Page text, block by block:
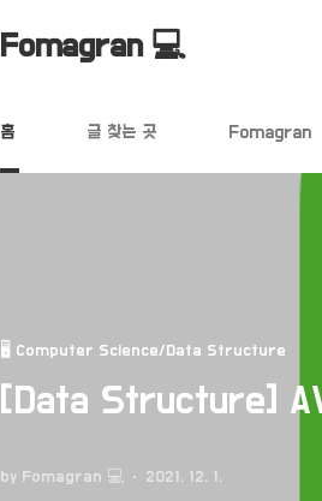
Fomagran 💻
홈 글 찾는 곳 Fomagran
🖥 Computer Science/Data Structure
[Data Structure]
by Fomagran 💻 2021. 12. 1.